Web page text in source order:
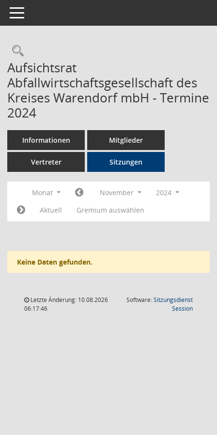
Toggle navigation
Rechercheauswahl
Aufsichtsrat
Abfallwirtschaftsgesellschaft des
Kreises Warendorf mbH - Termine
2024
Informationen Mitglieder
Vertreter Sitzungen
Monat November
2024
Aktuell
Gremium auswählen
Keine Daten gefunden.
Letzte Änderung: 10.08.2026
06:17:46
Software:Sitzungsdienst
Session(Wird in